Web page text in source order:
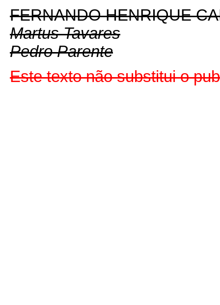
FERNANDO HENRIQUE
Martus Tavares
Pedro Parente
Este texto não substitui o